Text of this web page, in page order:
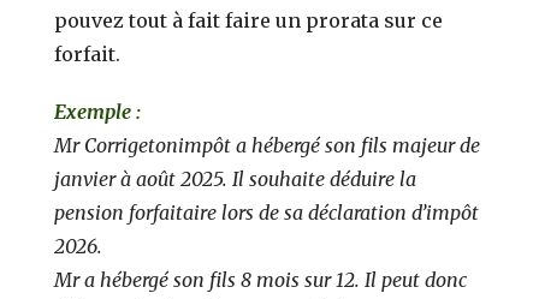
pouvez tout à fait faire un prorata sur ce
forfait.
Exemple :
Mr Corrigetonimpôt a hébergé son fils majeur de
janvier à août 2025. Il souhaite déduire la
pension forfaitaire lors de sa déclaration d’impôt
2026.
Mr a hébergé son fils 8 mois sur 12. Il peut donc